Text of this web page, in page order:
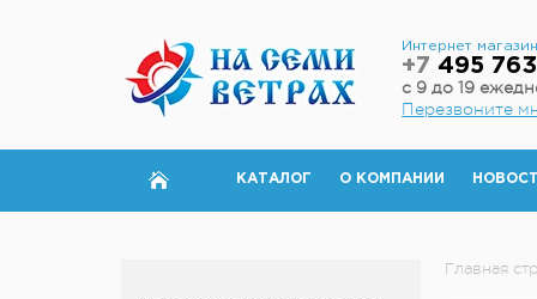
Интернет магазин
+7 495
с 9 до 19
Перезвоните
КАТАЛОГ О КОМПАНИИ
Главная